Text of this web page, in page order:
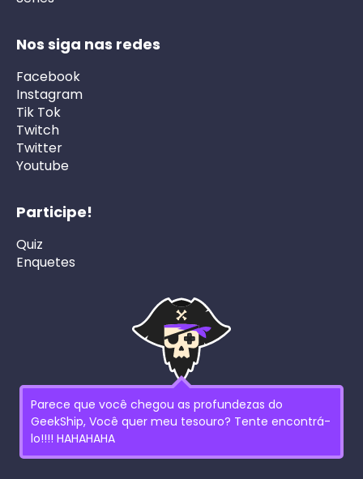
Nos siga nas redes
Facebook
Instagram
Tik Tok
Twitch
Twitter
Youtube
Participe!
Quiz
Enquetes
Parece que você chegou as profundezas do
GeekShip, Você quer meu tesouro? Tente encontrá-
lo!!!! HAHAHAHA